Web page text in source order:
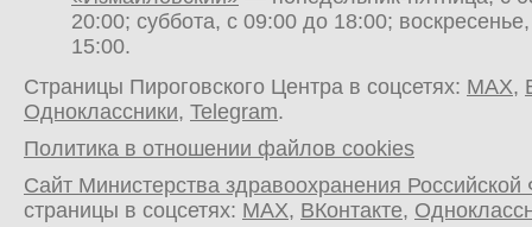
20:00; суббота, с 09:00 до 18:00;
15:00.
Страницы Пироговского Центра в соцсетях: MAX,
Одноклассники, Telegram.
Политика в отношении файлов cookies
Сайт Министерства здравоохранения
страницы в соцсетях: MAX, ВКонтакте,